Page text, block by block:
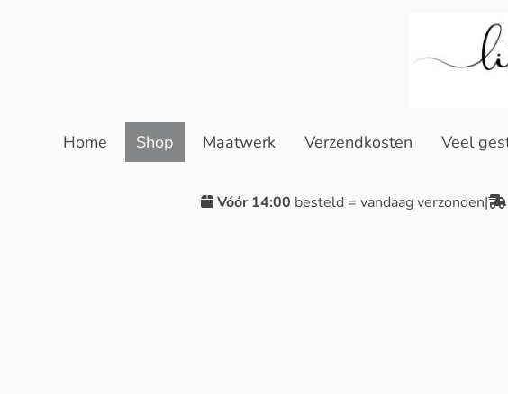
Home Shop Maatwerk Verzendkosten Veel
Vóór 14:00 besteld = vandaag verzonden|